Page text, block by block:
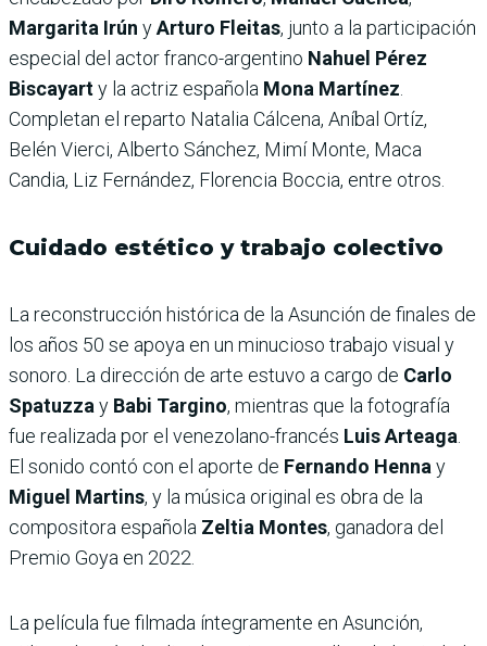
Margarita Irún yArturo Fleitas, junto a la participación
especial del actor franco-argentino Nahuel Pérez
Biscayarty la actriz española Mona Martínez
Completan el reparto Natalia Cálcena, Aníbal Ortíz,
Belén Vierci, Alberto Sánchez, Mimí Monte, Maca
Candia, Liz Fernández, Florencia Boccia, entre otros.
Cuidado estético y trabajo colectivo
La reconstrucción histórica de la Asunción de finales de
los años 50 se apoya en un minucioso trabajo visual y
sonoro. La dirección de arte estuvo a cargo de Carlo
Spatuzza y Babi Targino, mientras que la fotografía
fue realizada por el venezolano-francés Luis Arteaga
El sonido contó con el aporte de Fernando Henna y
Miguel Martins, y la música original es obra de la
compositora española Zeltia Montes, ganadora del
Premio Goya en 2022.
La película fue filmada íntegramente en Asunción,